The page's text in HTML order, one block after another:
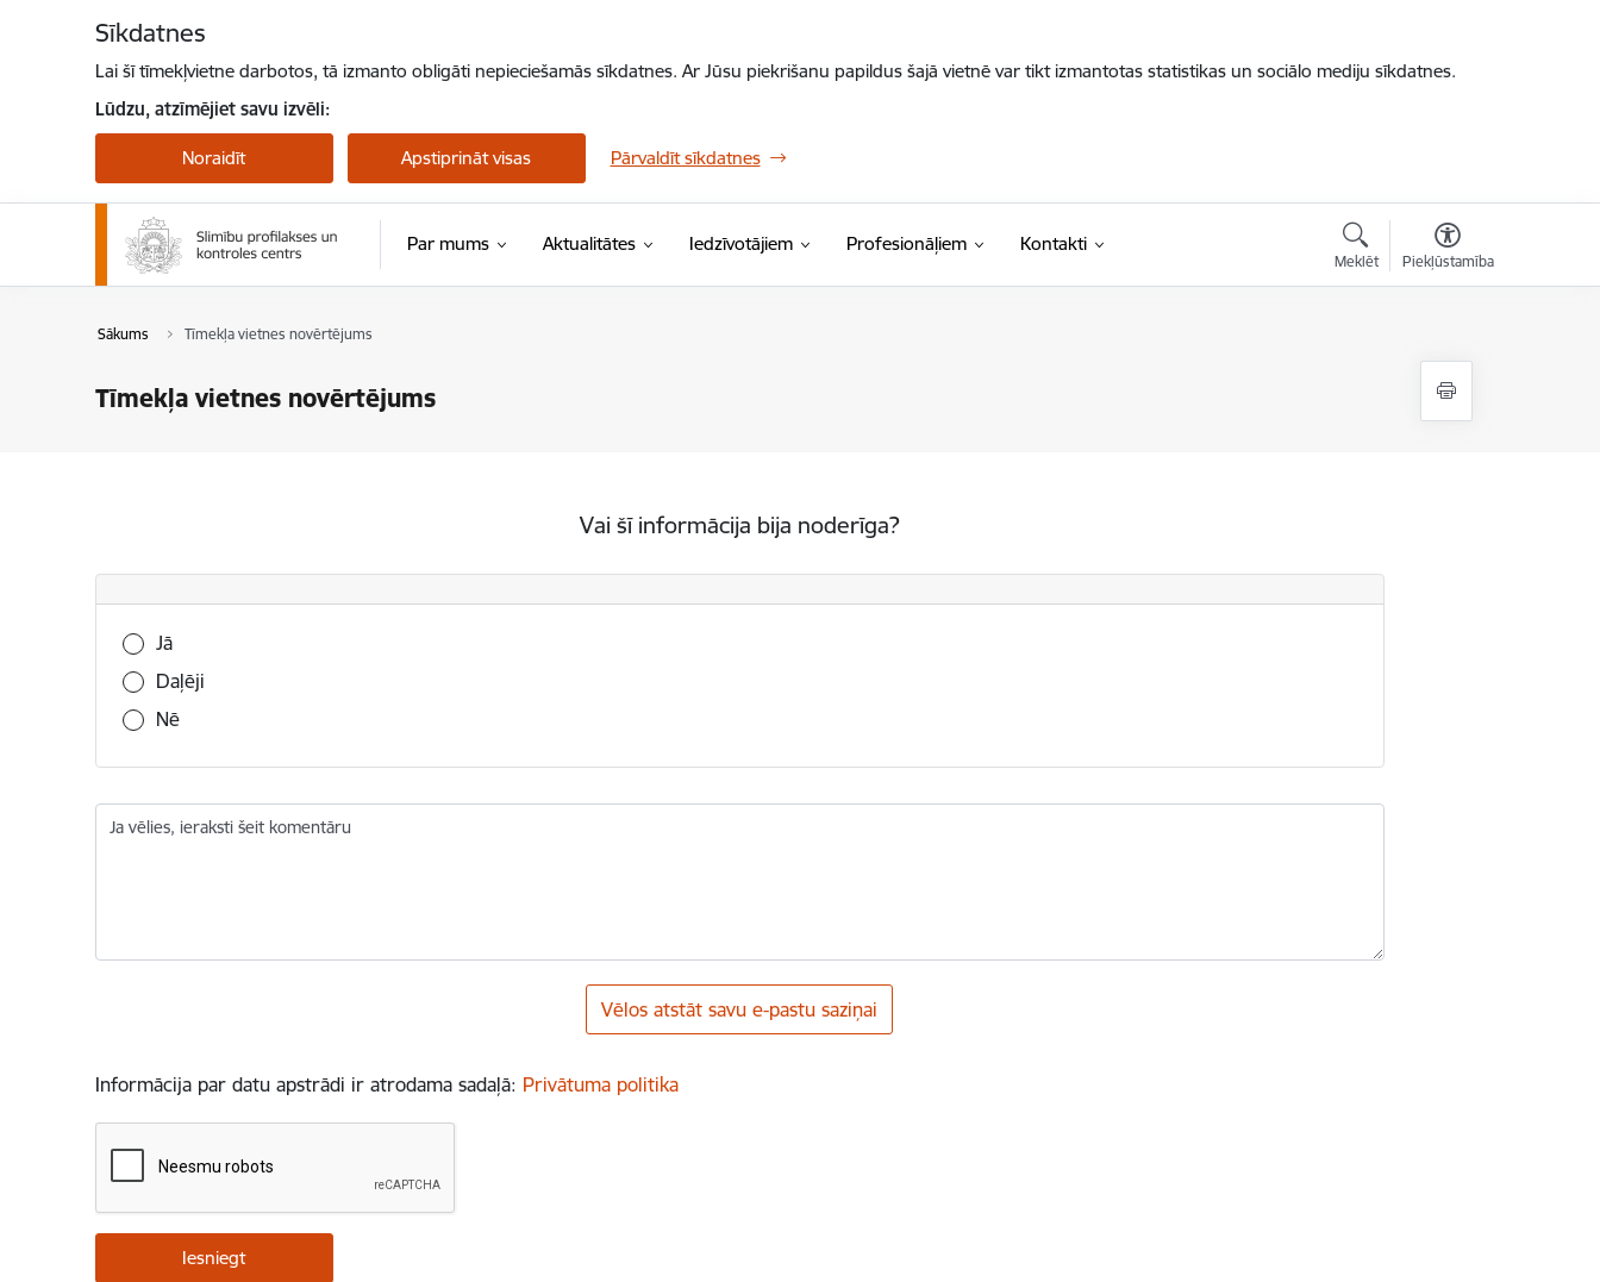
Sīkdatnes
Lai šī tīmekļvietne darbotos, tā izmanto obligāti nepieciešamās sīkdatnes. Ar Jūsu piekrišanu papildus šajā vietnē var tikt izmantotas statistikas un sociālo mediju sīkdatnes.
Lūdzu, atzīmējiet savu izvēli:
Noraidīt Apstiprināt visas Pārvaldīt sīkdatnes
Par mums Aktualitātes Iedzīvotājiem Profesionāļiem Kontakti
Meklēt Piekļūstamība
Sākums Tīmekļa vietnes novērtējums
Tīmekļa vietnes novērtējums
Vai šī informācija bija noderīga?
Vai šī informācija bija noderīga?
Jā
Daļēji
Nē
Ja vēlies, ieraksti šeit komentāru
Vēlos atstāt savu e-pastu saziņai
Informācija par datu apstrādi ir atrodama sadaļā: Privātuma politika